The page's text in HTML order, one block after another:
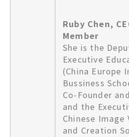
Ruby Chen,
Member
She is the
Executive
(China Europe
Bussiness
Co-Founder
and the
Chinese
and Creation